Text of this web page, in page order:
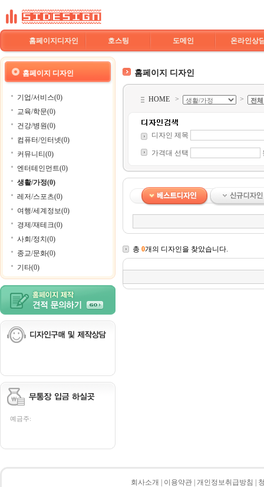
홈페이지디자인 호스팅 도메인 온라인상
홈페이지 디자인
기업/서비스(0)
교육/학문(0)
건강/병원(0)
컴퓨터/인터넷(0)
커뮤니티(0)
엔터테인먼트(0)
생활/가정(0)
레저/스포츠(0)
여행/세계정보(0)
경제/재테크(0)
사회/정치(0)
종교/문화(0)
기타(0)
예금주:
홈페이지 디자인
HOME > >
디자인 제목
가격대 선택
총 0개의 디자인을 찾았습니다.
회사소개 이용약관 개인정보취급방침